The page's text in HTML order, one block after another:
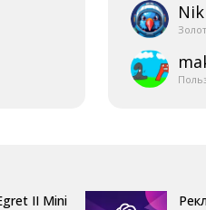
II Mini